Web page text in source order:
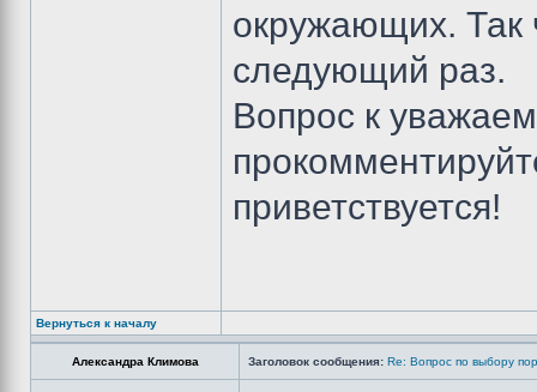
окружающих. Так
следующий раз.
Вопрос к
приветствуется!
Вернуться к началу
Александра Климова Заголовок сообщения: Re: Вопрос по выбору